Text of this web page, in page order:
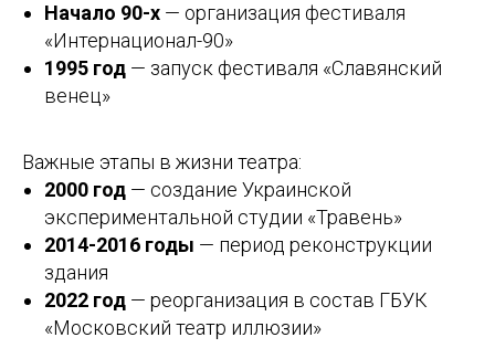
Начало 90-х — организация фестиваля
«Интернационал-90»
1995 год — запуск фестиваля «Славянский
венец»
Важные этапы в жизни театра:
2000 год — создание Украинской
экспериментальной студии «Травень»
2014-2016 годы — период реконструкции
здания
2022 год — реорганизация в состав ГБУК
«Московский театр иллюзии»